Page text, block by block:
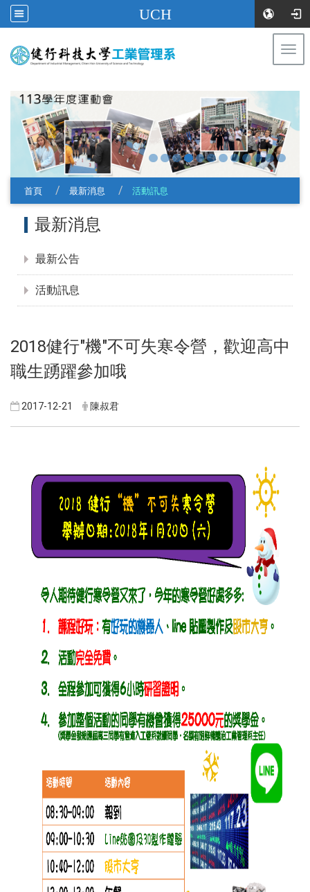
UCH
首頁 最新消息 活動訊息
最新消息
最新公告
活動訊息
2018健行"機"不可失寒令營，歡迎高中
職生踴躍參加哦
2017-12-21 陳叔君